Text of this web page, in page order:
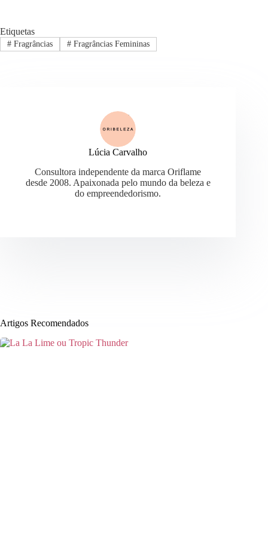
Etiquetas
#Fragrâncias #Fragrâncias Femininas
Lúcia Carvalho
Consultora independente da marca Oriflame
desde 2008. Apaixonada pelo mundo da beleza e
do empreendedorismo.
Artigos Recomendados